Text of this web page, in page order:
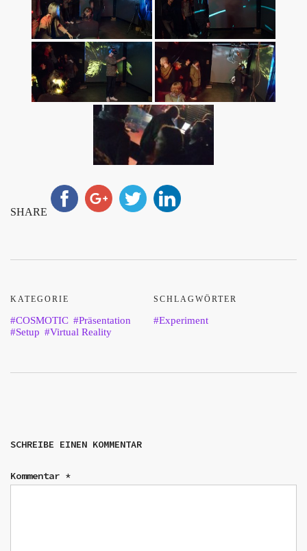
SHARE
KATEGORIE
COSMOTIC
Präsentation
Setup
Virtual Reality
SCHLAGWÖRTER
Experiment
SCHREIBE EINEN KOMMENTAR
Kommentar *